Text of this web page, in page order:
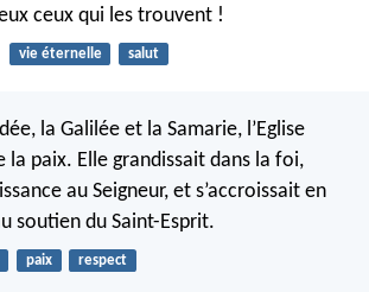
ceux qui les trouvent !
vie éternelle salut
la Galilée et la Samarie, l’Eglise
la paix. Elle grandissait dans la foi,
au Seigneur, et s’accroissait en
soutien du Saint-Esprit.
paix respect